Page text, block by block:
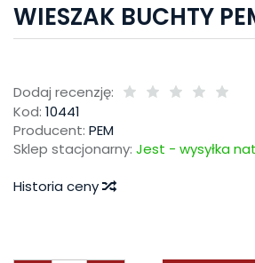
WIESZAK BUCHTY
Dodaj recenzję:
Kod: 10441
Producent: PEM
Sklep stacjonarny: Jest - wysyłka
Historia ceny